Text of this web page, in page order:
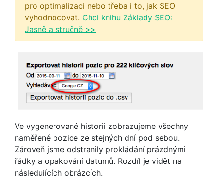
pro optimalizaci nebo třeba i to, jak SEO
vyhodnocovat. Chci knihu Základy SEO:
Jasně a stručně >>
Ve vygenerované historii zobrazujeme všechny
naměřené pozice ze stejných dní pod sebou.
Zároveň jsme odstranily prokládání prázdnými
řádky a opakování datumů. Rozdíl je vidět na
následujících obrázcích.